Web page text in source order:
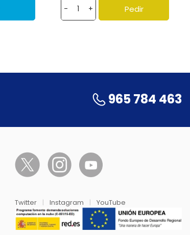
- + Pedir
965 784 463
Twitter Instagram YouTube